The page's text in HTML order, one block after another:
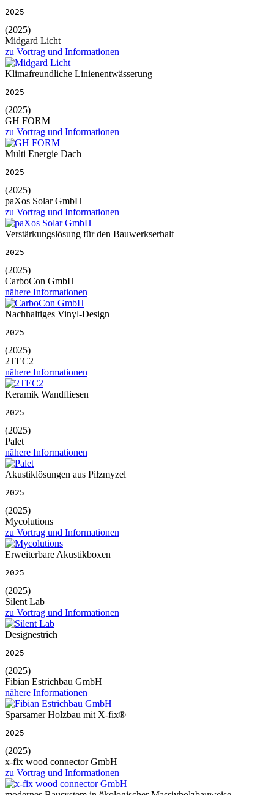
2025
(2025)
Midgard Licht
zu Vortrag und Informationen
Klimafreundliche Linienentwässerung
2025
(2025)
GH FORM
zu Vortrag und Informationen
Multi Energie Dach
2025
(2025)
paXos Solar GmbH
zu Vortrag und Informationen
Verstärkungslösung für den Bauwerkserhalt
2025
(2025)
CarboCon GmbH
nähere Informationen
Nachhaltiges Vinyl-Design
2025
(2025)
2TEC2
nähere Informationen
Keramik Wandfliesen
2025
(2025)
Palet
nähere Informationen
Akustiklösungen aus Pilzmyzel
2025
(2025)
Mycolutions
zu Vortrag und Informationen
Erweiterbare Akustikboxen
2025
(2025)
Silent Lab
zu Vortrag und Informationen
Designestrich
2025
(2025)
Fibian Estrichbau GmbH
nähere Informationen
Sparsamer Holzbau mit X-fix®
2025
(2025)
x-fix wood connector GmbH
zu Vortrag und Informationen